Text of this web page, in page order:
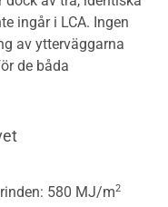
ingår i LCA. Ingen
av ytterväggarna
de båda
580 MJ/m2